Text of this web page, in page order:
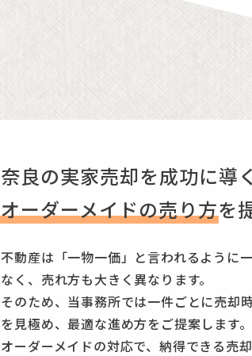
奈良の実家売却を成功に導く
オーダーメイドの売り方を
不動産は「一物一価」と言われるように
なく、売れ方も大きく異なります。
そのため、当事務所では一件ごとに売却
を見極め、最適な進め方をご提案します。
オーダーメイドの対応で、納得できる売却